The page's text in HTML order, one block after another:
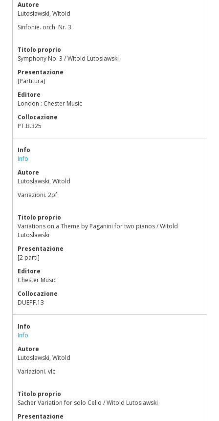
Autore
Lutoslawski, Witold
Sinfonie. orch. Nr. 3
Titolo proprio
Symphony No. 3 / Witold Lutoslawski
Presentazione
[Partitura]
Editore
London : Chester Music
Collocazione
PT.B.325
Info
Info
Autore
Lutoslawski, Witold
Variazioni. 2pf
Titolo proprio
Variations on a Theme by Paganini for two pianos / Witold
Lutoslawski
Presentazione
[2 parti]
Editore
Chester Music
Collocazione
DUEPF.13
Info
Info
Autore
Lutoslawski, Witold
Variazioni. vlc
Titolo proprio
Sacher Variation for solo Cello / Witold Lutoslawski
Presentazione